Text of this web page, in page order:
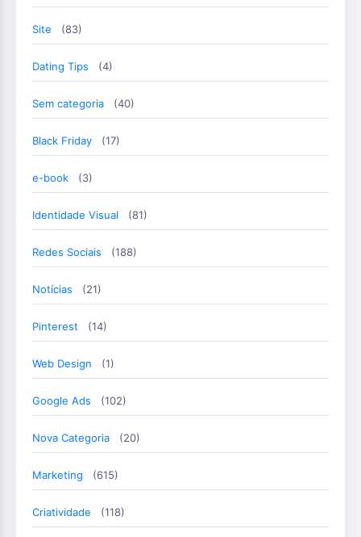
Site (83)
Dating Tips (4)
Sem categoria (40)
Black Friday (17)
e-book (3)
Identidade Visual (81)
Redes Sociais (188)
Notícias (21)
Pinterest (14)
Web Design (1)
Google Ads (102)
Nova Categoria (20)
Marketing (615)
Criatividade (118)